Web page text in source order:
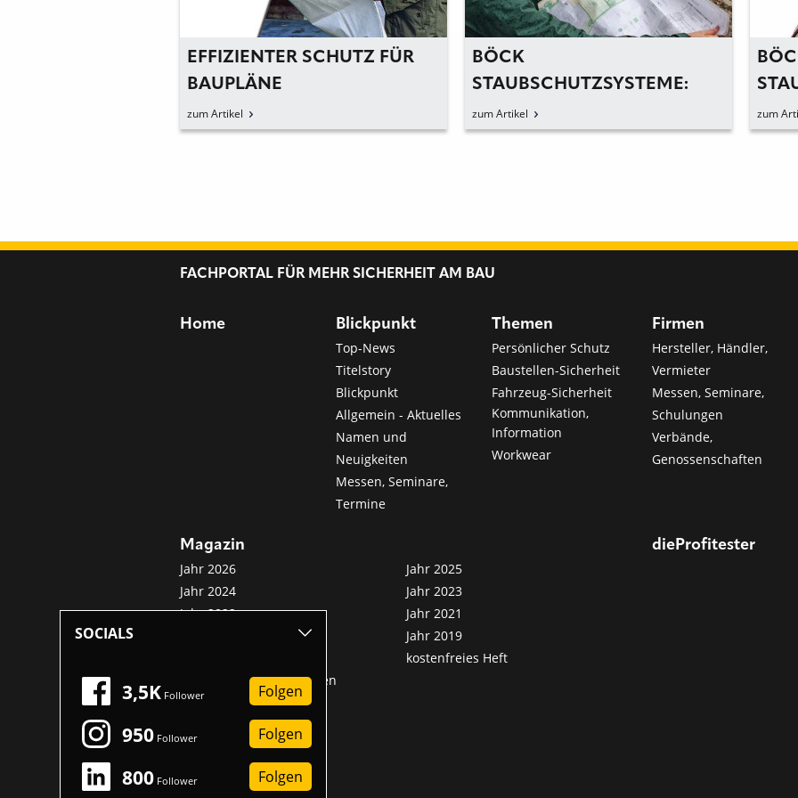
EFFIZIENTER SCHUTZ FÜR
BAUPLÄNE
zum Artikel
BÖCK
STAUBSCHUTZSYSTEME:
HÜLLE GUT, ALLES GUT
zum Artikel zum
FACHPORTAL FÜR MEHR SICHERHEIT AM BAU
Home Blickpunkt
Top-News
Titelstory
Blickpunkt
Allgemein - Aktuelles
Namen und
Neuigkeiten
Messen, Seminare,
Termine
Themen
Persönlicher Schutz
Baustellen-Sicherheit
Fahrzeug-Sicherheit
Kommunikation,
Information
Workwear
Firmen
Hersteller, Händler,
Vermieter
Messen, Seminare,
Schulungen
Verbände,
Genossenschaften
Magazin
Jahr 2026
Jahr 2025
Jahr 2024
Jahr 2023
Jahr 2022
Jahr 2021
Jahr 2019
kostenfreies Heft
Sonderveröffentlichungen
dieProfitester
SOCIALS
3,5K Follower Folgen
950 Follower Folgen
800 Follower Folgen